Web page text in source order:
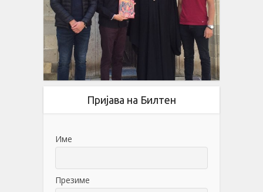
Пријава на Билтен
Име
Презиме